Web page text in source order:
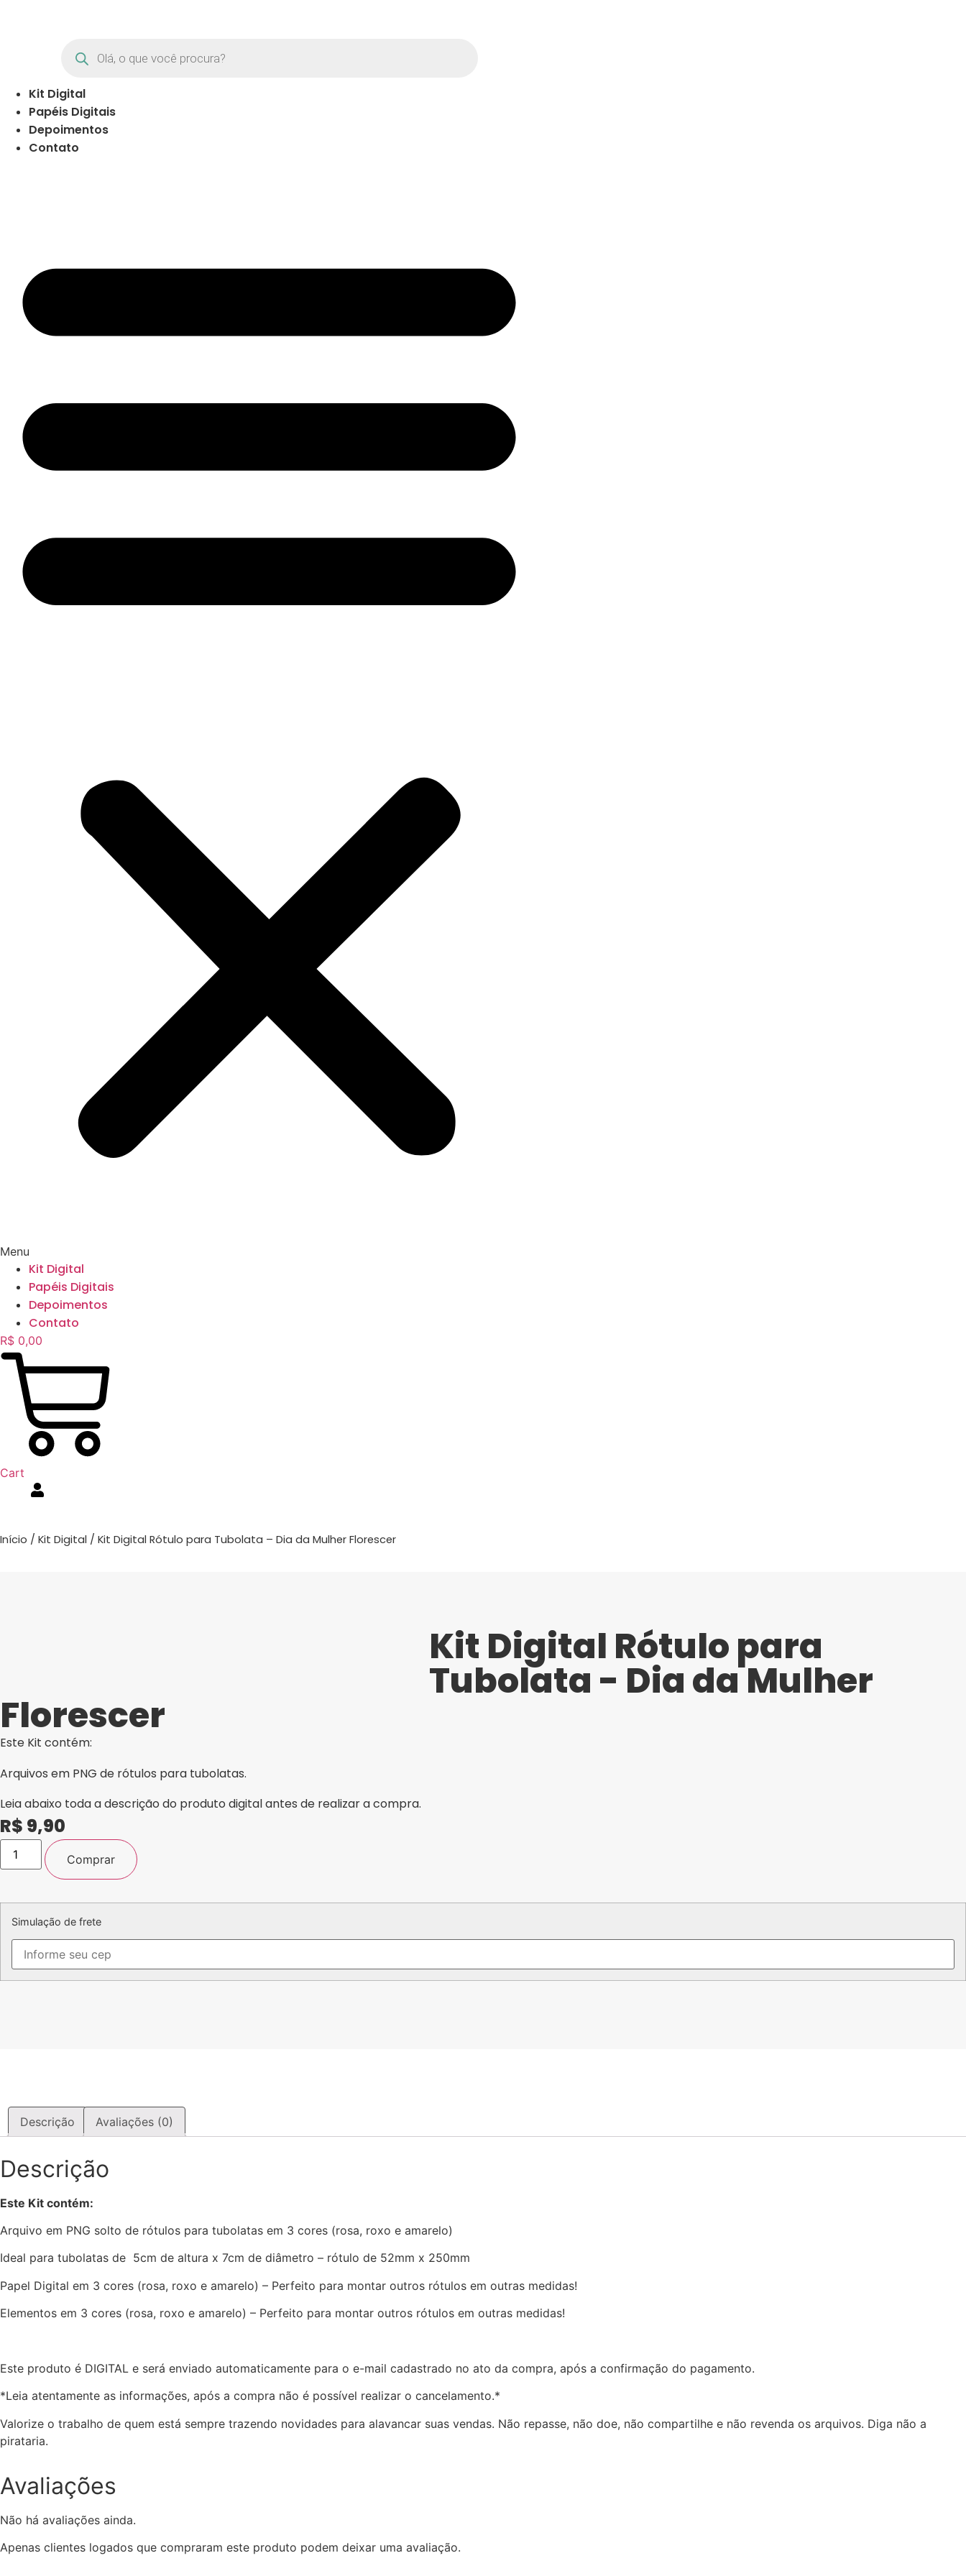
search
Kit Digital
Papéis Digitais
Depoimentos
Contato
Menu
Kit Digital
Papéis Digitais
Depoimentos
Contato
R$ 0,00
Cart
Início / Kit Digital / Kit Digital Rótulo para Tubolata – Dia da Mulher Florescer
Kit Digital Rótulo para
Tubolata - Dia da Mulher
Florescer
Este Kit contém:
Arquivos em PNG de rótulos para tubolatas.
Leia abaixo toda a descrição do produto digital antes de realizar a compra.
R$ 9,90
Kit
Digital
Rótulo
-
da
Mulher
Florescer
quantidade
Comprar
Simulação de frete
Descrição Avaliações (0)
Descrição
Este Kit contém:
Arquivo em PNG solto de rótulos para tubolatas em 3 cores (rosa, roxo e amarelo)
Ideal para tubolatas de 5cm de altura x 7cm de diâmetro – rótulo de 52mm x 250mm
Papel Digital em 3 cores (rosa, roxo e amarelo) – Perfeito para montar outros rótulos em outras medidas!
Elementos em 3 cores (rosa, roxo e amarelo) – Perfeito para montar outros rótulos em outras medidas!
Este produto é DIGITAL e será enviado automaticamente para o e-mail cadastrado no ato da compra, após a confirmação do pagamento.
*Leia atentamente as informações, após a compra não é possível realizar o cancelamento.*
Valorize o trabalho de quem está sempre trazendo novidades para alavancar suas vendas. Não repasse, não doe, não compartilhe e não revenda os arquivos. Diga não a
pirataria.
Avaliações
Não há avaliações ainda.
Apenas clientes logados que compraram este produto podem deixar uma avaliação.